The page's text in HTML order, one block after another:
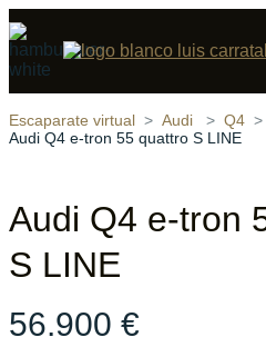
‹ ›
Compartir
Escaparate virtual Audi
Q4
Audi Q4 e-tron 55 quattro S LINE
Audi Q4 e-tron
S LINE
56.900 €